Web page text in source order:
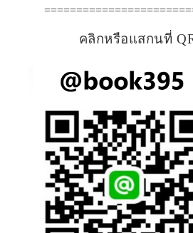
คลิกหรือแสกนที่